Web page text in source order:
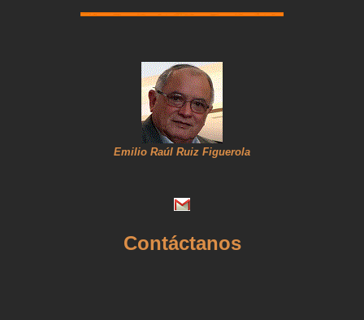
Emilio Raúl Ruiz Figuerola
Contáctanos